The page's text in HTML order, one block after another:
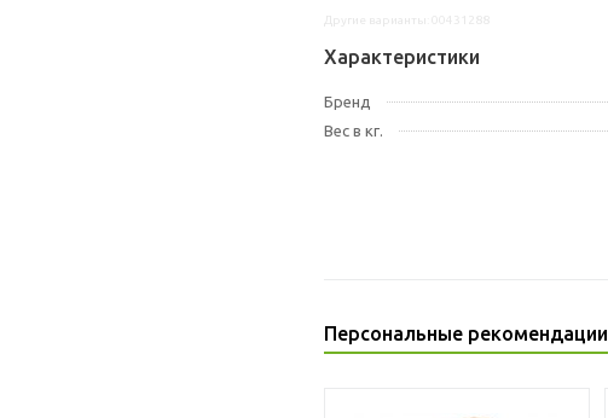
Характеристики
Бренд
Вес в кг.
Персональные рекомендации